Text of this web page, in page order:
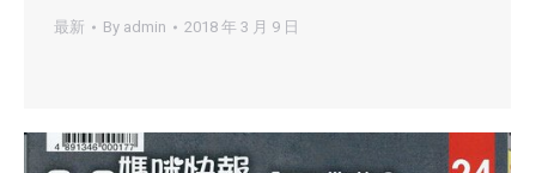
最新 By admin 2018 年 3 月 9 日